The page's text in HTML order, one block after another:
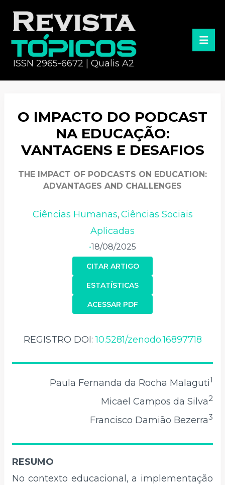
ISSN 2965-6672 | Qualis A2
O IMPACTO DO PODCAST
NA EDUCAÇÃO:
VANTAGENS E DESAFIOS
THE IMPACT OF PODCASTS ON EDUCATION:
ADVANTAGES AND CHALLENGES
Ciências Humanas, Ciências Sociais
Aplicadas
•18/08/2025
CITAR ARTIGO
ACESSAR PDF
ESTATÍSTICAS
REGISTRO DOI:10.5281/zenodo.16897718
Paula Fernanda da Rocha Malaguti1
Micael Campos da Silva2
Francisco Damião Bezerra3
RESUMO
No contexto educacional, a implementação